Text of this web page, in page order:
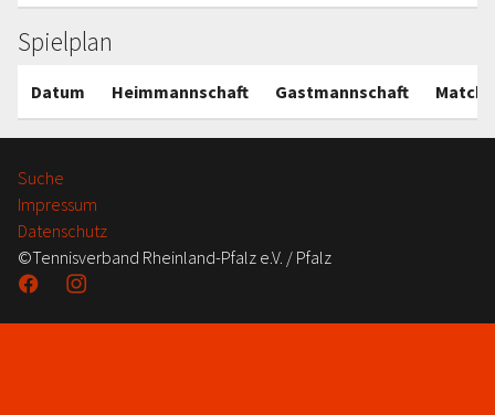
Spielplan
Datum Heimmannschaft Gastmannschaft
Suche
Impressum
Datenschutz
©Tennisverband Rheinland-Pfalz e.V. / Pfalz
FacebookInstagram